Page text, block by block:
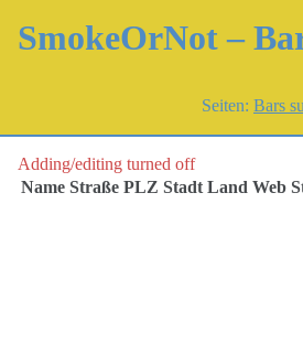
SmokeOrNot –
Seiten: Bars
Adding/editing turned off
Name Straße PLZ Stadt Land Web